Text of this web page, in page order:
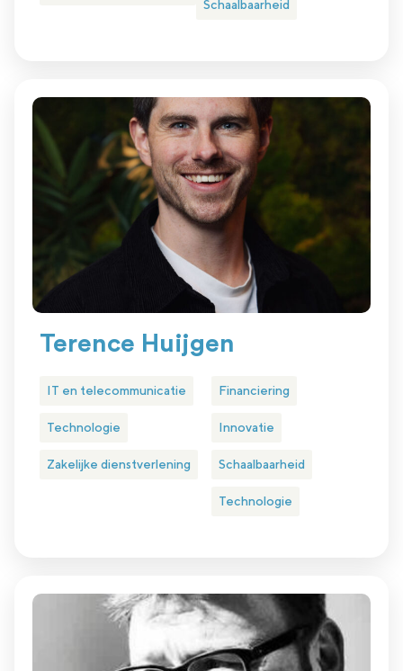
Schaalbaarheid
Terence Huijgen
IT en telecommunicatie
Technologie
Zakelijke dienstverlening
Financiering
Innovatie
Schaalbaarheid
Technologie